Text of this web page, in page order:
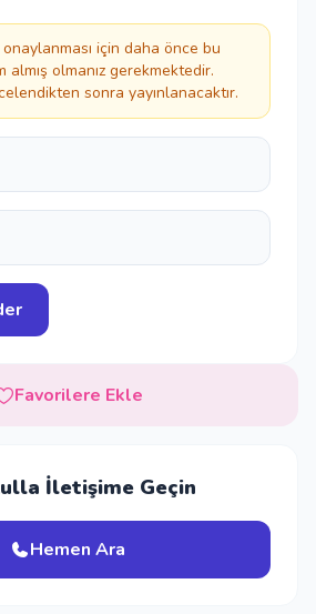
için daha önce bu
almış olmanız gerekmektedir.
sonra yayınlanacaktır.
Favorilere Ekle
İletişime Geçin
Hemen Ara